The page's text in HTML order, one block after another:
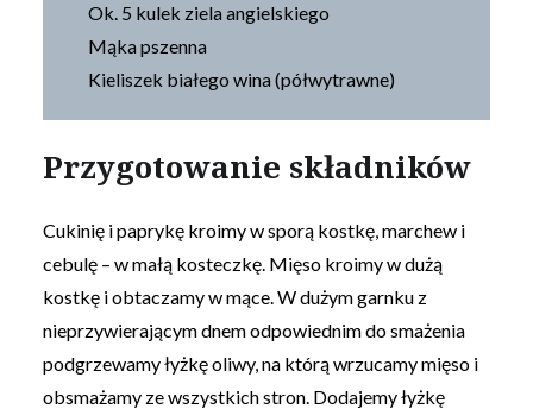
Ok. 5 kulek ziela angielskiego
Mąka pszenna
Kieliszek białego wina (półwytrawne)
Przygotowanie składników
Cukinię i paprykę kroimy w sporą kostkę, marchew i
cebulę – w małą kosteczkę. Mięso kroimy w dużą
kostkę i obtaczamy w mące. W dużym garnku z
nieprzywierającym dnem odpowiednim do smażenia
podgrzewamy łyżkę oliwy, na którą wrzucamy mięso i
obsmażamy ze wszystkich stron. Dodajemy łyżkę